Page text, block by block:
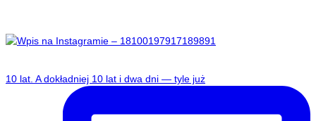
​10 lat. A dokładniej 10 lat i dwa dni — tyle już